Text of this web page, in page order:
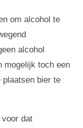
om alcohol te
alcohol
mogelijk toch een
plaatsen bier te
dat